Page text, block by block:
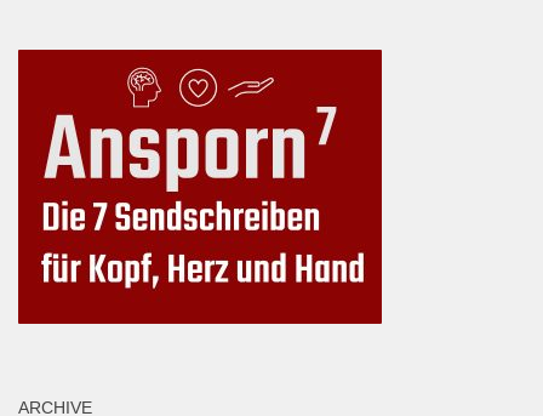
ARCHIVE